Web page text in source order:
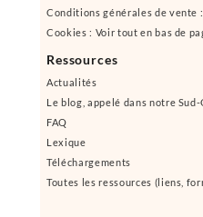
Conditions générales de vente
Cookies : Voir tout en bas de
Ressources
Actualités
Le blog, appelé dans notre
FAQ
Lexique
Téléchargements
Toutes les ressources (liens,